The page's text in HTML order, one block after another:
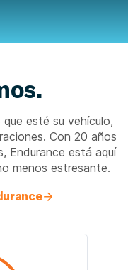
esté su vehículo,
Con 20 años
Endurance está aquí
menos estresante.